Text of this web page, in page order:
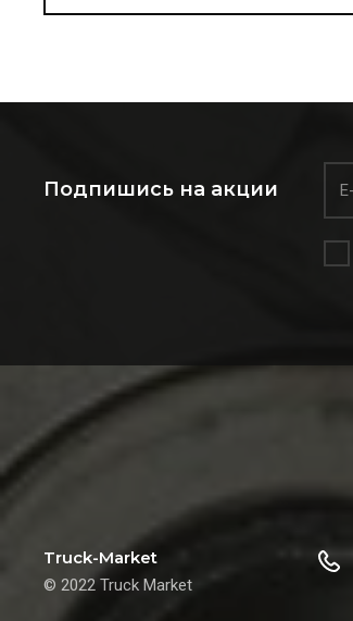
Подпишись на акции
Truck-Market
© 2022 Truck Market